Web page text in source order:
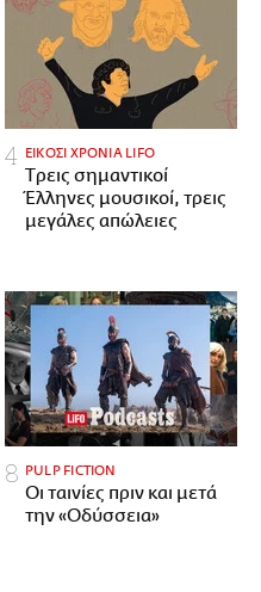
ΕΙΚΟΣΙ ΧΡΟΝΙΑ LIFO
Tρεις σημαντικοί
Έλληνες μουσικοί, τρεις
μεγάλες απώλειες
PULP FICTION
Οι ταινίες πριν και μετά
την «Οδύσσεια»